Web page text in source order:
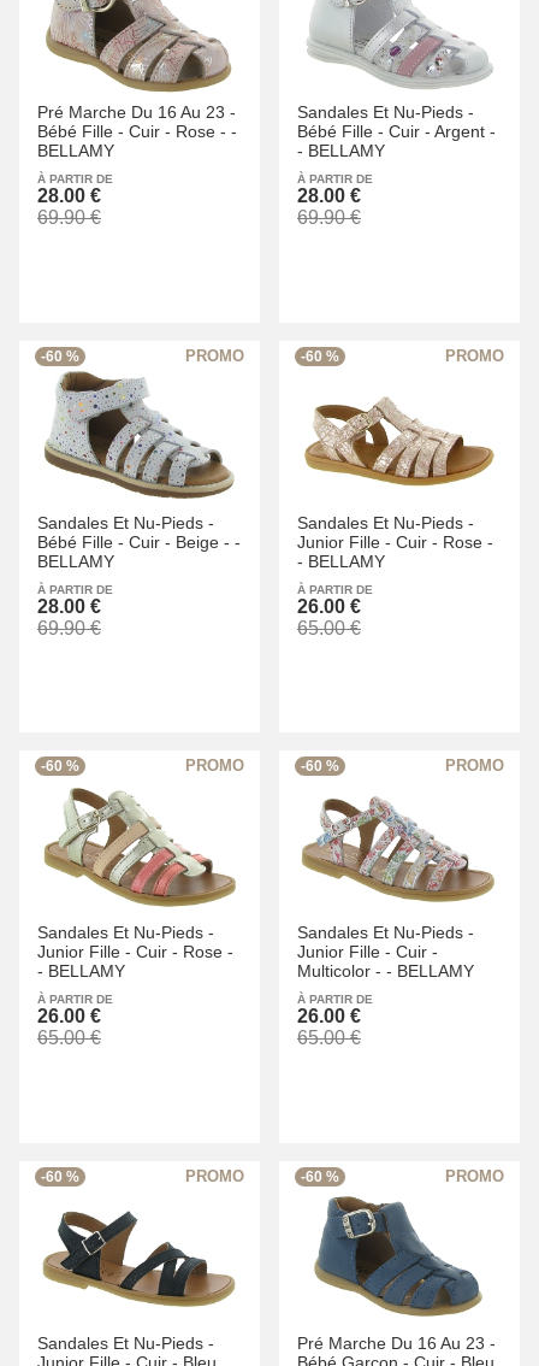
Pré Marche Du 16 Au 23 -
Bébé Fille - Cuir - Rose - -
BELLAMY
À PARTIR DE
28.00 €
69.90 €
Sandales Et Nu-Pieds -
Bébé Fille - Cuir - Argent -
- BELLAMY
À PARTIR DE
28.00 €
69.90 €
-60 %
Sandales Et Nu-Pieds -
Bébé Fille - Cuir - Beige - -
BELLAMY
À PARTIR DE
28.00 €
69.90 €
-60 %
Sandales Et Nu-Pieds -
Junior Fille - Cuir - Rose -
- BELLAMY
À PARTIR DE
26.00 €
65.00 €
-60 %
Sandales Et Nu-Pieds -
Junior Fille - Cuir - Rose -
- BELLAMY
À PARTIR DE
26.00 €
65.00 €
-60 %
Sandales Et Nu-Pieds -
Junior Fille - Cuir -
Multicolor - - BELLAMY
À PARTIR DE
26.00 €
65.00 €
-60 %
Sandales Et Nu-Pieds -
Junior Fille - Cuir - Bleu
-60 %
Pré Marche Du 16 Au 23 -
Bébé Garçon - Cuir - Bleu